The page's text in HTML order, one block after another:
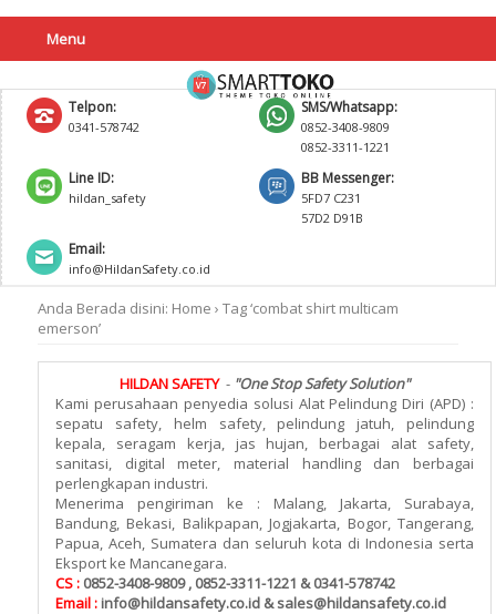
Menu
Telpon:
0341-578742
SMS/Whatsapp:
0852-3408-9809
0852-3311-1221
Line ID:
hildan_safety
BB Messenger:
5FD7 C231
57D2 D91B
Email:
info@HildanSafety.co.id
Anda Berada disini: Home › Tag ‘combat shirt multicam
emerson’
HILDAN SAFETY- "One Stop Safety Solution"
Kami perusahaan penyedia solusi Alat Pelindung Diri (APD) :
sepatu safety, helm safety, pelindung jatuh, pelindung
kepala, seragam kerja, jas hujan, berbagai alat safety,
sanitasi, digital meter, material handling dan berbagai
perlengkapan industri.
Menerima pengiriman ke : Malang, Jakarta, Surabaya,
Bandung, Bekasi, Balikpapan, Jogjakarta, Bogor, Tangerang,
Papua, Aceh, Sumatera dan seluruh kota di Indonesia serta
Eksport ke Mancanegara.
CS : 0852-3408-9809 , 0852-3311-1221 & 0341-578742
Email : info@hildansafety.co.id & sales@hildansafety.co.id